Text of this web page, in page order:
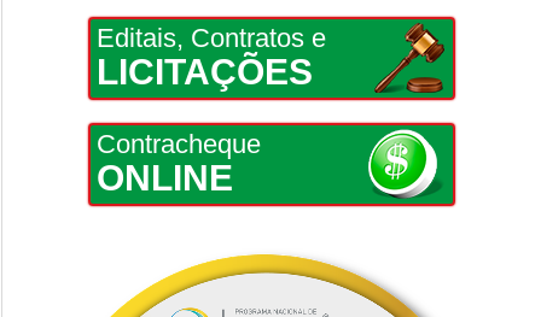
Editais, Contratos e
LICITAÇÕES
Contracheque
ONLINE